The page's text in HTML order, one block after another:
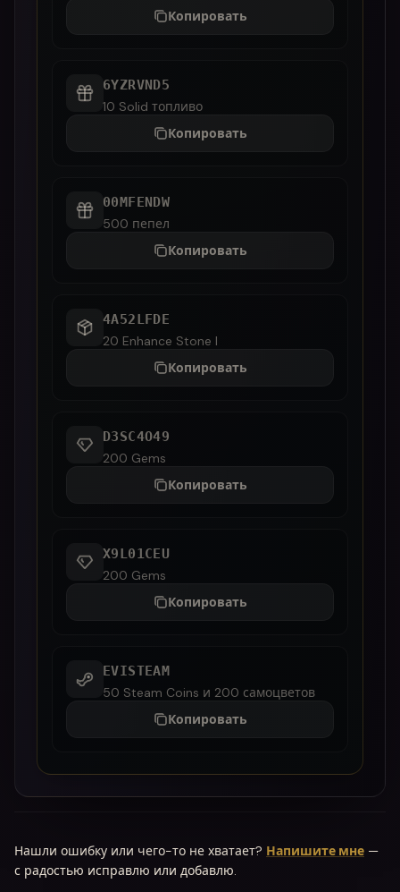
Копировать
6YZRVND5
10 Solid топливо
Копировать
00MFENDW
500 пепел
Копировать
4A52LFDE
20 Enhance Stone I
Копировать
D3SC4O49
200 Gems
Копировать
X9L01CEU
200 Gems
Копировать
EVISTEAM
50 Steam Coins и 200 самоцветов
Копировать
Нашли ошибку или чего-то не хватает? Напишите мне —
с радостью исправлю или добавлю.